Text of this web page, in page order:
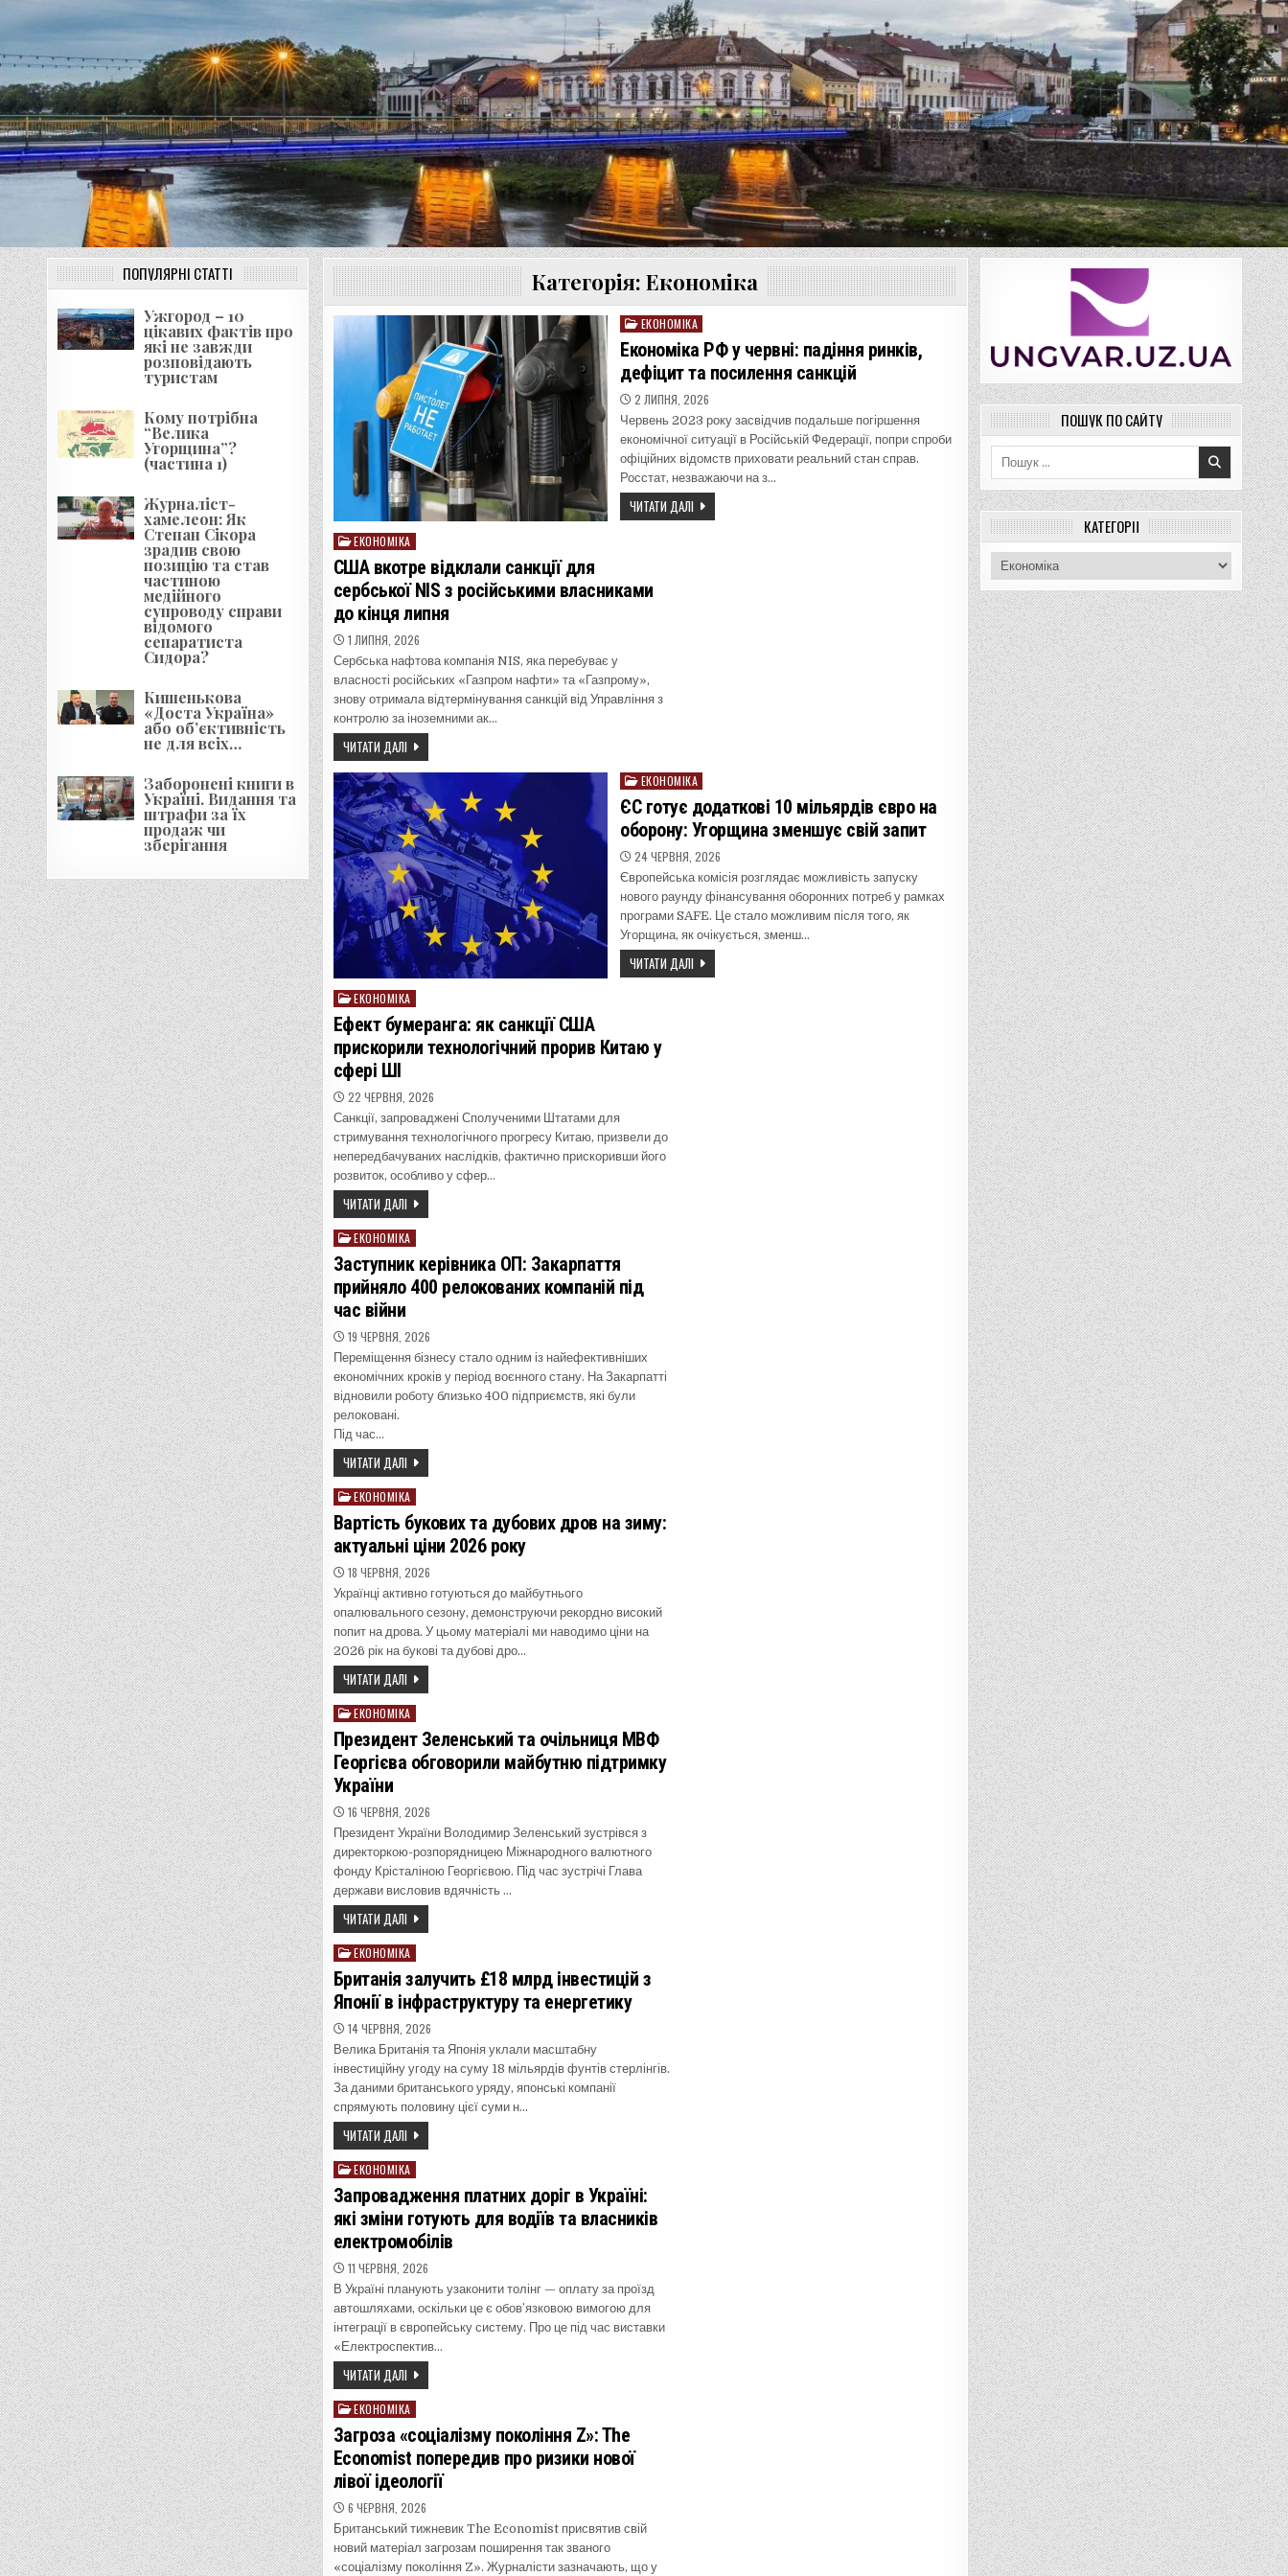
ПОПУЛЯРНІ СТАТТІ
Ужгород – 10
цікавих фактів про
які не завжди
розповідають
туристам
Кому потрібна
“Велика
Угорщина”?
(частина 1)
Журналіст-
хамелеон: Як
Степан Сікора
зрадив свою
позицію та став
частиною
медійного
супроводу справи
відомого
сепаратиста
Сидора?
Кишенькова
«Доста Україна»
або об’єктивність
не для всіх…
Заборонені книги в
Україні. Видання та
штрафи за їх
продаж чи
зберігання
Категорія:Економіка
Posted
in
ЕКОНОМІКА
Економіка РФ у червні: падіння ринків,
дефіцит та посилення санкцій
2 ЛИПНЯ, 2026
Червень 2023 року засвідчив подальше погіршення
економічної ситуації в Російській Федерації, попри спроби
офіційних відомств приховати реальний стан справ.
Росстат, незважаючи на з…
ЧИТАТИ ДАЛІ
Posted
in
ЕКОНОМІКА
США вкотре відклали санкції для
сербської NIS з російськими власниками
до кінця липня
1 ЛИПНЯ, 2026
Сербська нафтова компанія NIS, яка перебуває у
власності російських «Газпром нафти» та «Газпрому»,
знову отримала відтермінування санкцій від Управління з
контролю за іноземними ак…
ЧИТАТИ ДАЛІ
Posted
in
ЕКОНОМІКА
ЄС готує додаткові 10 мільярдів євро на
оборону: Угорщина зменшує свій запит
24 ЧЕРВНЯ, 2026
Європейська комісія розглядає можливість запуску
нового раунду фінансування оборонних потреб у рамках
програми SAFE. Це стало можливим після того, як
Угорщина, як очікується, зменш…
ЧИТАТИ ДАЛІ
Posted
in
ЕКОНОМІКА
Ефект бумеранга: як санкції США
прискорили технологічний прорив Китаю у
сфері ШІ
22 ЧЕРВНЯ, 2026
Санкції, запроваджені Сполученими Штатами для
стримування технологічного прогресу Китаю, призвели до
непередбачуваних наслідків, фактично прискоривши його
розвиток, особливо у сфер…
ЧИТАТИ ДАЛІ
Posted
in
ЕКОНОМІКА
Заступник керівника ОП: Закарпаття
прийняло 400 релокованих компаній під
час війни
19 ЧЕРВНЯ, 2026
Переміщення бізнесу стало одним із найефективніших
економічних кроків у період воєнного стану. На Закарпатті
відновили роботу близько 400 підприємств, які були
релоковані.
Під час…
ЧИТАТИ ДАЛІ
Posted
in
ЕКОНОМІКА
Вартість букових та дубових дров на зиму:
актуальні ціни 2026 року
18 ЧЕРВНЯ, 2026
Українці активно готуються до майбутнього
опалювального сезону, демонструючи рекордно високий
попит на дрова. У цьому матеріалі ми наводимо ціни на
2026 рік на букові та дубові дро…
ЧИТАТИ ДАЛІ
Posted
in
ЕКОНОМІКА
Президент Зеленський та очільниця МВФ
Георгієва обговорили майбутню підтримку
України
16 ЧЕРВНЯ, 2026
Президент України Володимир Зеленський зустрівся з
директоркою-розпорядницею Міжнародного валютного
фонду Крісталіною Георгієвою. Під час зустрічі Глава
держави висловив вдячність …
ЧИТАТИ ДАЛІ
Posted
in
ЕКОНОМІКА
Британія залучить £18 млрд інвестицій з
Японії в інфраструктуру та енергетику
14 ЧЕРВНЯ, 2026
Велика Британія та Японія уклали масштабну
інвестиційну угоду на суму 18 мільярдів фунтів стерлінгів.
За даними британського уряду, японські компанії
спрямують половину цієї суми н…
ЧИТАТИ ДАЛІ
Posted
in
ЕКОНОМІКА
Запровадження платних доріг в Україні:
які зміни готують для водіїв та власників
електромобілів
11 ЧЕРВНЯ, 2026
В Україні планують узаконити толінг — оплату за проїзд
автошляхами, оскільки це є обов’язковою вимогою для
інтеграції в європейську систему. Про це під час виставки
«Електроспектив…
ЧИТАТИ ДАЛІ
Posted
in
ЕКОНОМІКА
Загроза «соціалізму покоління Z»: The
Economist попередив про ризики нової
лівої ідеології
6 ЧЕРВНЯ, 2026
Британський тижневик The Economist присвятив свій
новий матеріал загрозам поширення так званого
«соціалізму покоління Z». Журналісти зазначають, що у
ПОШУК ПО САЙТУ
КАТЕГОРІЇ
Категорії